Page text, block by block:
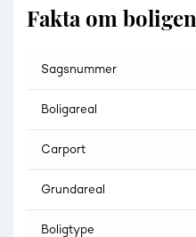
Fakta om boligen
Sagsnummer
Boligareal
Carport
Grundareal
Boligtype